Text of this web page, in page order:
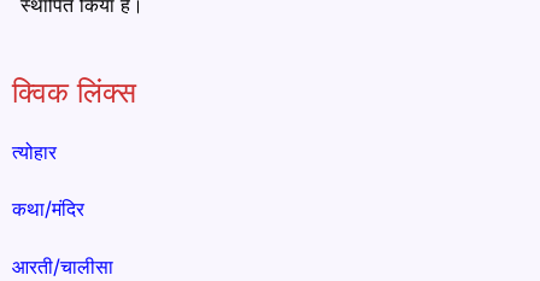
स्थापित किया है।
क्विक लिंक्स
त्योहार
कथा/मंदिर
आरती/चालीसा